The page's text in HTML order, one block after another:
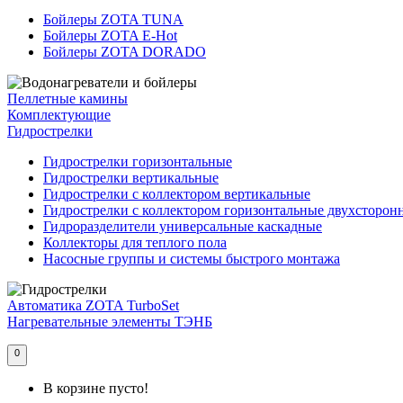
Бойлеры ZOTA TUNA
Бойлеры ZOTA E-Hot
Бойлеры ZOTA DORADO
Пеллетные камины
Комплектующие
Гидрострелки
Гидрострелки горизонтальные
Гидрострелки вертикальные
Гидрострелки с коллектором вертикальные
Гидрострелки с коллектором горизонтальные
Гидроразделители универсальные каскадные
Коллекторы для теплого пола
Насосные группы и системы быстрого монтажа
Автоматика ZOTA TurboSet
Нагревательные элементы ТЭНБ
0
В корзине пусто!